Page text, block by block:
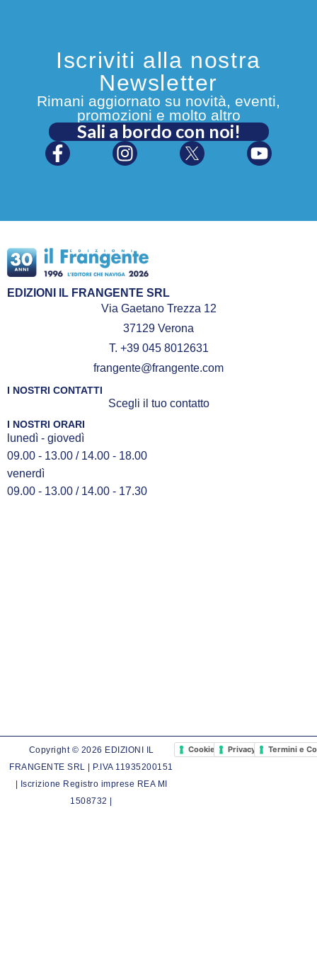
Iscriviti alla nostra
Newsletter
Rimani aggiornato su novità, eventi,
promozioni e molto altro
Sali a bordo con noi!
EDIZIONI IL FRANGENTE SRL
Via Gaetano Trezza 12
37129 Verona
T. +39 045 8012631
frangente@frangente.com
I NOSTRI CONTATTI
Scegli il tuo contatto
I NOSTRI ORARI
lunedì - giovedì
09.00 - 13.00 / 14.00 - 18.00
venerdì
09.00 - 13.00 / 14.00 - 17.30
Copyright © 2026 EDIZIONI IL
FRANGENTE SRL | P.IVA 11935200151
| Iscrizione Registro imprese REA MI
1508732 |
Cookie PolicyPrivacy PolicyTermini e